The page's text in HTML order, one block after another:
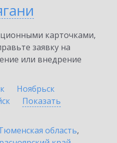
карточками,
заявку на
или внедрение
Ноябрьск
Показать
область,